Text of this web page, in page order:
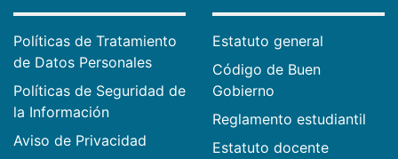
Políticas de Tratamiento
de Datos Personales
Políticas de Seguridad de
la Información
Aviso de Privacidad
Estatuto general
Código de Buen
Gobierno
Reglamento estudiantil
Estatuto docente